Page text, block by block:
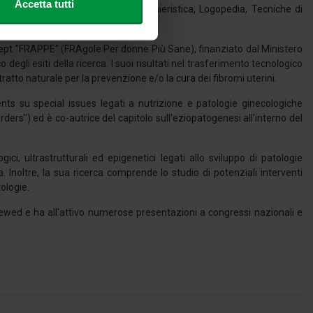
(impronte digitali).
media e per analizzare il
partner che si occupano
che ha fornito loro o
Accetta tutti
per i Corsi di Laurea in Infermieristica, Logopedia, Tecniche di
Politecnica delle Marche.
"FRAPPE" (FRAgole Per donne Più Sane), finanziato dal Ministero
degli esiti della ricerca. I suoi risultati nel trasferimento tecnologico
naturale per la prevenzione e/o la cura dei fibromi uterini.
su special issues legati a nutrizione e patologie ginecologiche
ed è co-autrice del capitolo sull'eziopatogenesi all'interno del
ultrastrutturali ed epigenetici legati allo sviluppo di patologie
la sua ricerca comprende lo studio di potenziali interventi
e ha all'attivo numerose presentazioni a congressi nazionali e